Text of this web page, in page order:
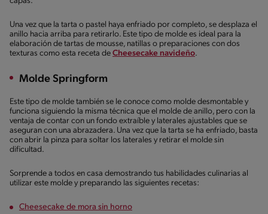
Una vez que la tarta o pastel haya enfriado por completo, se desplaza el
anillo hacia arriba para retirarlo. Este tipo de molde es ideal para la
elaboración de tartas de mousse, natillas o preparaciones con dos
texturas como esta receta de Cheesecake navideño.
Molde Springform
Este tipo de molde también se le conoce como molde desmontable y
funciona siguiendo la misma técnica que el molde de anillo, pero con la
ventaja de contar con un fondo extraíble y laterales ajustables que se
aseguran con una abrazadera. Una vez que la tarta se ha enfriado, basta
con abrir la pinza para soltar los laterales y retirar el molde sin
dificultad.
Sorprende a todos en casa demostrando tus habilidades culinarias al
utilizar este molde y preparando las siguientes recetas:
Cheesecake de mora sin horno